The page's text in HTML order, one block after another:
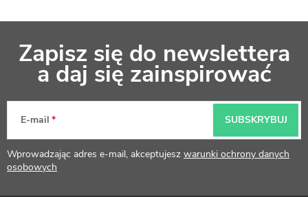
k
a
Zapisz się do newslettera
a daj się zainspirować
E-mail
Wprowadzając adres e-mail, akceptujesz warunki ochrony danych
osobowych
SUBSKRYBUJ